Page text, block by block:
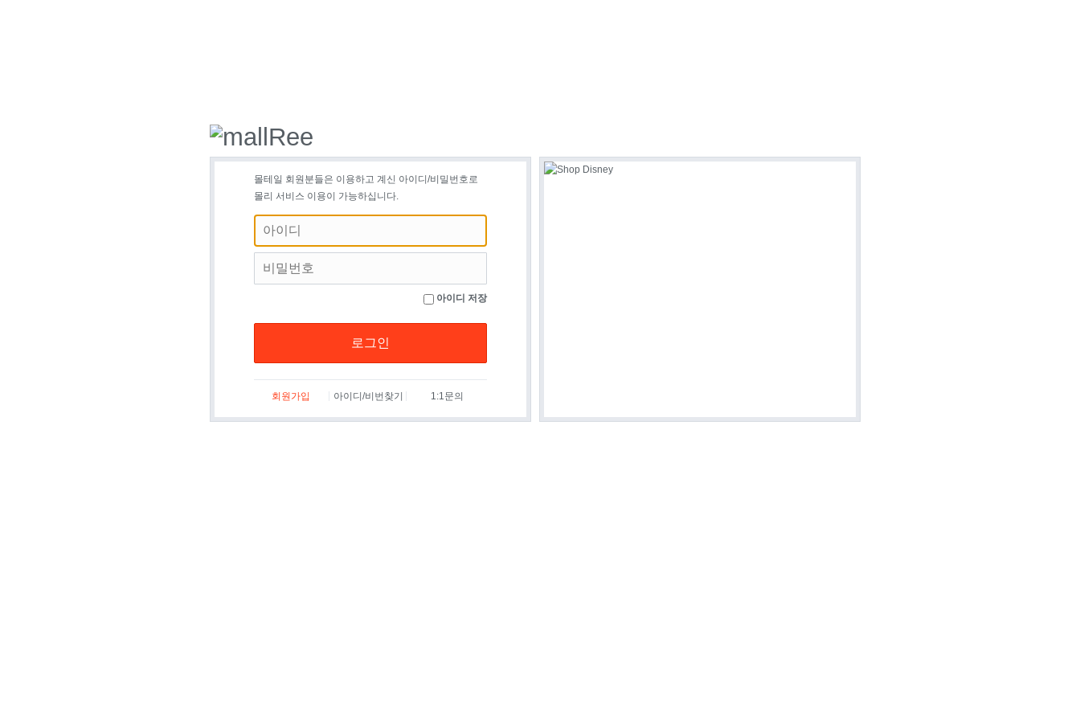
몰테일 회원분들은 이용하고 계신 아이디/비밀번호로
몰리 서비스 이용이 가능하십니다.
아이디 저장
로그인
회원가입 아이디/비번찾기 1:1문의